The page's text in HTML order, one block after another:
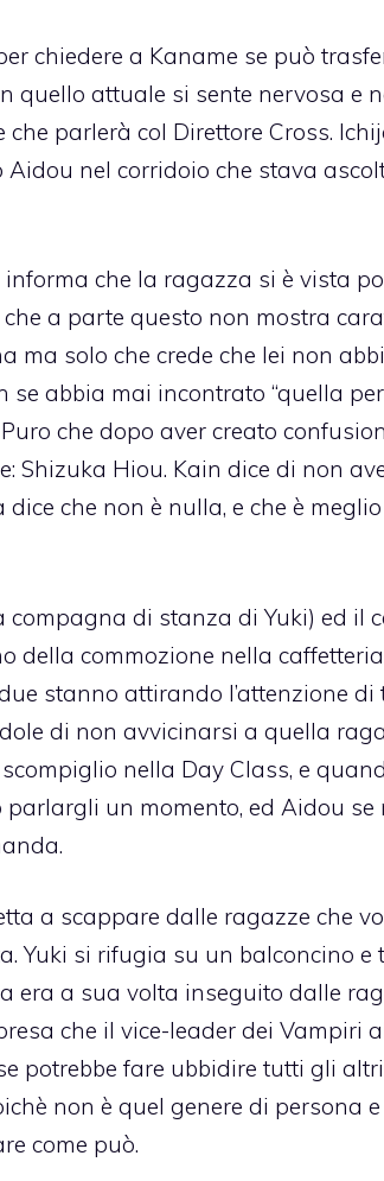
chiedere a Kaname se può
attuale si sente nervosa e
parlerà col Direttore Cross.
nel corridoio che stava
che la ragazza si è vista
a parte questo non mostra
ma solo che crede che lei non
abbia mai incontrato “quella
che dopo aver creato
Hiou. Kain dice di non
che non è nulla, e che è
di stanza di Yuki) ed il
della commozione nella
stanno attirando l’attenzione di
di non avvicinarsi a quella
nella Day Class, e
un momento, ed Aidou se
a scappare dalle ragazze che
Yuki si rifugia su un balconcino e
era a sua volta inseguito dalle
che il vice-leader dei Vampiri
potrebbe fare ubbidire tutti gli
non è quel genere di persona
come può.